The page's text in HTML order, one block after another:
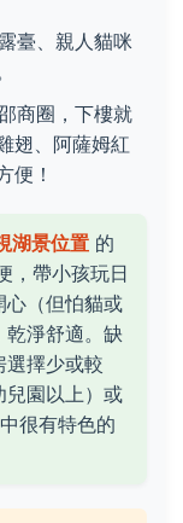
臺、親人貓咪
商圈，下樓就
翅、阿薩姆紅
便！
湖景位置 的
，帶小孩玩日
心（但怕貓或
乾淨舒適。缺
選擇少或較
兒園以上）或
中很有特色的